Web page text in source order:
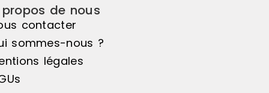
de nous
contacter
sommes-nous ?
légales